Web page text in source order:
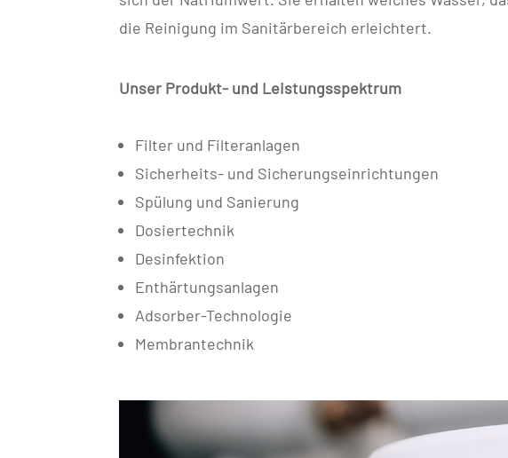
die Reinigung im Sanitärbereich erleichtert.
Unser Produkt- und Leistungsspektrum
Filter und Filteranlagen
Sicherheits- und Sicherungseinrichtungen
Spülung und Sanierung
Dosiertechnik
Desinfektion
Enthärtungsanlagen
Adsorber-Technologie
Membrantechnik